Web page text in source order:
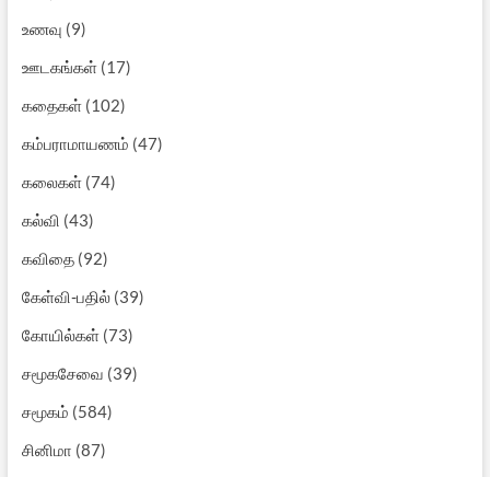
உணவு (9)
ஊடகங்கள்(17)
கதைகள்(102)
கம்பராமாயணம் (47)
கலைகள்(74)
கல்வி (43)
கவிதை(92)
கேள்வி-பதில்(39)
கோயில்கள்(73)
சமூகசேவை (39)
சமூகம் (584)
சினிமா (87)